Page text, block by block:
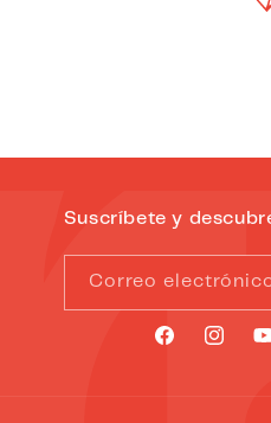
Suscríbete y
Correo
Facebook